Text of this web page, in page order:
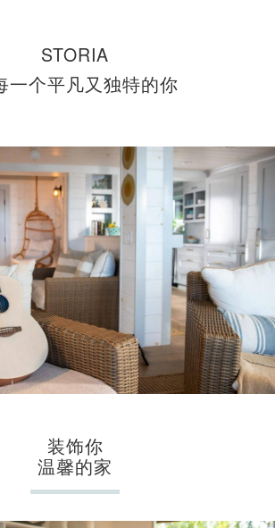
STORIA
一个平凡又独特的你
装饰你
温馨的家